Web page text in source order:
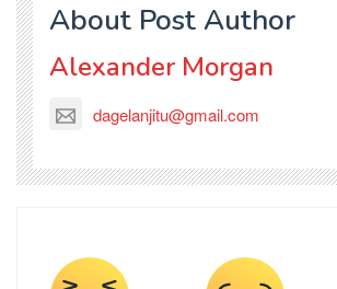
About Post Author
Alexander Morgan
dagelanjitu@gmail.com